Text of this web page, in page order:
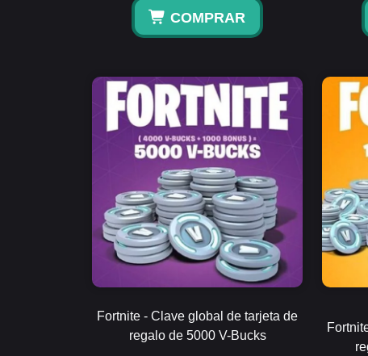
COMPRAR
Fortnite - Clave global de tarjeta de
regalo de 5000 V-Bucks